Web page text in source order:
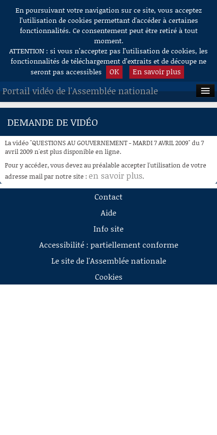
Aller au contenu
En poursuivant votre navigation sur ce site, vous acceptez
l’utilisation de cookies permettant d'accéder à certaines
fonctionnalités. Ce consentement peut être retiré à tout
moment.
ATTENTION : si vous n’acceptez pas l’utilisation de cookies, les
fonctionnalités de téléchargement d’extraits et de découpe ne
seront pas accessibles
OK En savoir plus
Portail vidéo de l'Assemblée nationale
ACCUEIL
À LA DEMANDE
RECHERCHE
AIDE À LA DÉCOUPE
DEMANDE DE VIDÉO
La vidéo "QUESTIONS AU GOUVERNEMENT - MARDI 7 AVRIL 2009" du 7
avril 2009 n'est plus disponible en ligne.
Pour y accéder, vous devez au préalable accepter l'utilisation de votre
adresse mail par notre site : en savoir plus.
Contact
Aide
Info site
Accessibilité : partiellement conforme
Le site de l'Assemblée nationale
Cookies